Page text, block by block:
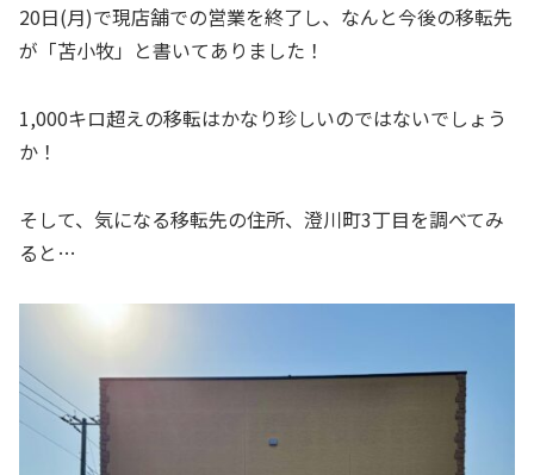
20日(月)で現店舗での営業を終了し、なんと今後の移転先
が「苫小牧」と書いてありました！
1,000キロ超えの移転はかなり珍しいのではないでしょう
か！
そして、気になる移転先の住所、澄川町3丁目を調べてみ
ると…